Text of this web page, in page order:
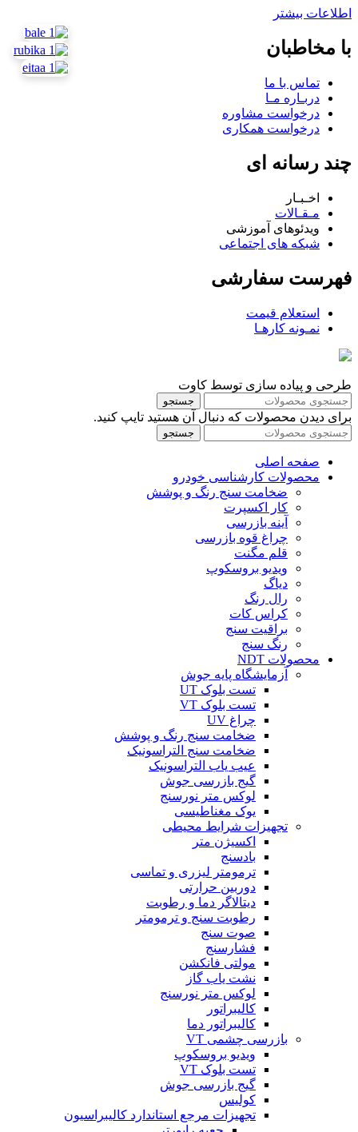
اطلاعات بیشتر
با مخاطبان
تماس با ما
دربـاره مـا
درخواست مشاوره
درخواست همکاری
چند رسانه ای
اخـبـار
مـقـالات
ویدئوهای آموزشی
شبکه های اجتماعی
فهرست سفارشی
استعلام قیمت
نمـونه کارهـا
طرحی و پیاده سازی توسط کاوت
جستجو
برای دیدن محصولات که دنبال آن هستید تایپ کنید.
جستجو
صفحه اصلی
محصولات کارشناسی خودرو
ضخامت سنج رنگ و پوشش
کار اکسپرت
آینه بازرسی
چراغ قوه بازرسی
قلم مگنت
ویدیو بروسکوپ
دیاگ
رال رنگ
کراس کات
براقیت سنج
رنگ سنج
محصولات NDT
آزمایشگاه پایه جوش
تست بلوک UT
تست بلوک VT
چراغ UV
ضخامت سنج رنگ و پوشش
ضخامت سنج التراسونیک
عیب یاب التراسونیک
گیج بازرسی جوش
لوکس متر نورسنج
یوک مغناطیسی
تجهیزات شرایط محیطی
اکسیژن متر
بادسنج
ترمومتر لیزری و تماسی
دوربین حرارتی
دیتالاگر دما و رطوبت
رطوبت سنج و ترمومتر
صوت سنج
فشارسنج
مولتی فانکشن
نشت یاب گاز
لوکس متر نورسنج
کالیبراتور
کالیبراتور دما
بازرسی چشمی VT
ویدیو بروسکوپ
تست بلوک VT
گیج بازرسی جوش
کولیس
تجهیزات مرجع استاندارد کالیبراسیون